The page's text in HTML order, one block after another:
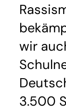
wir
3.500